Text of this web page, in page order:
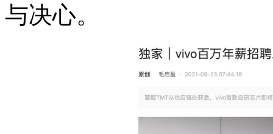
与决心。